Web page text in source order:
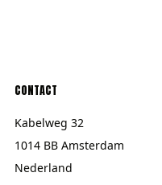
CONTACT
Kabelweg 32
1014 BB Amsterdam
Nederland